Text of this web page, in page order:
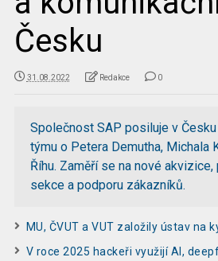
Česku
31.08.2022 Redakce 0
Společnost SAP posiluje v
týmu o Petera Demutha, Michala
Říhu. Zaměří se na nové
sekce a podporu zákazníků.
MU, ČVUT a VUT založily ústav na
V roce 2025 hackeři využijí AI,